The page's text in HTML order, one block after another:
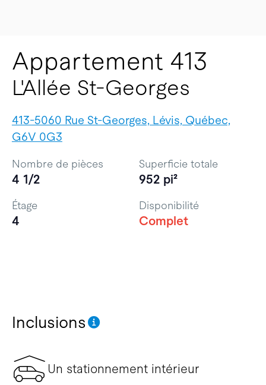
Appartement 413
L'Allée St-Georges
413-5060 Rue St-Georges, Lévis, Québec,
G6V 0G3
Inclusions
Un stationnement intérieur
Nombre de pièces
4 1/2
Superficie totale
952 pi²
Étage
4
Disponibilité
Complet